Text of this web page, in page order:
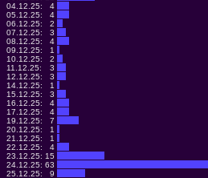
04.12.25:
4
05.12.25:
4
06.12.25:
2
07.12.25:
3
08.12.25:
4
09.12.25:
1
10.12.25:
2
11.12.25:
3
12.12.25:
3
14.12.25:
1
15.12.25:
3
16.12.25:
4
17.12.25:
4
19.12.25:
7
20.12.25:
1
21.12.25:
1
22.12.25:
4
23.12.25: 15
24.12.25: 63
25.12.25:
9